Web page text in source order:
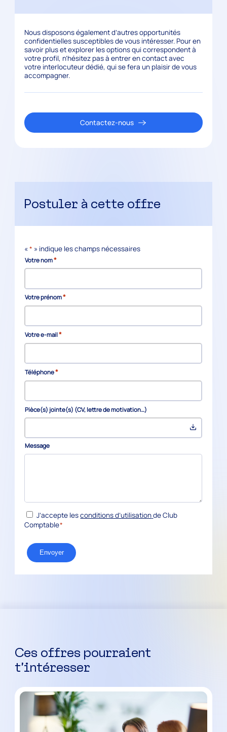
Nous disposons également d’autres opportunités
confidentielles susceptibles de vous intéresser. Pour en
savoir plus et explorer les options qui correspondent à
votre profil, n’hésitez pas à entrer en contact avec
votre interlocuteur dédié, qui se fera un plaisir de vous
accompagner.
Contactez-nous
Postuler à cette offre
«* » indique les champs nécessaires
Votre nom*
Votre prénom*
Votre e-mail*
Téléphone*
Pièce(s) jointe(s) (CV, lettre de motivation…)
Message
RGPD*
J’accepte lesconditions d’utilisationde Club
Comptable*
Envoyer
Ces offres pourraient
t’intéresser